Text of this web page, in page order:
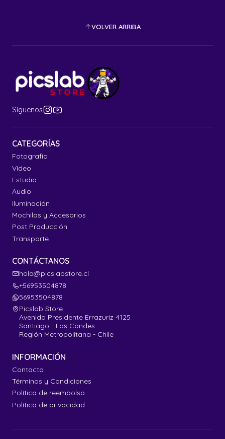
VOLVER ARRIBA
Síguenos
CATEGORÍAS
Fotografía
Video
Estudio
Audio
Iluminación
Mochilas y Accesorios
Post Producción
Transporte
CONTÁCTANOS
hola@picslabstore.cl
+56953504878
56953504878
Picslab Store
Avenida Presidente Errazuriz 4125
Santiago - Las Condes
Región Metropolitana - Chile
INFORMACIÓN
Contacto
Términos y Condiciones
Política de reembolso
Política de privacidad